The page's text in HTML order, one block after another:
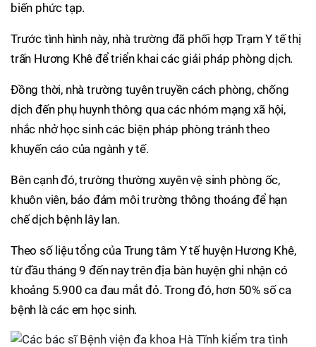
biến phức tạp.
Trước tình hình này, nhà trường đã phối hợp Trạm Y tế thị
trấn Hương Khê để triển khai các giải pháp phòng dịch.
Đồng thời, nhà trường tuyên truyền cách phòng, chống
dịch đến phụ huynh thông qua các nhóm mạng xã hội,
nhắc nhở học sinh các biện pháp phòng tránh theo
khuyến cáo của ngành y tế.
Bên cạnh đó, trường thường xuyên vệ sinh phòng ốc,
khuôn viên, bảo đảm môi trường thông thoáng để hạn
chế dịch bệnh lây lan.
Theo số liệu tổng của Trung tâm Y tế huyện Hương Khê,
từ đầu tháng 9 đến nay trên địa bàn huyện ghi nhận có
khoảng 5.900 ca đau mắt đỏ. Trong đó, hơn 50% số ca
bệnh là các em học sinh.